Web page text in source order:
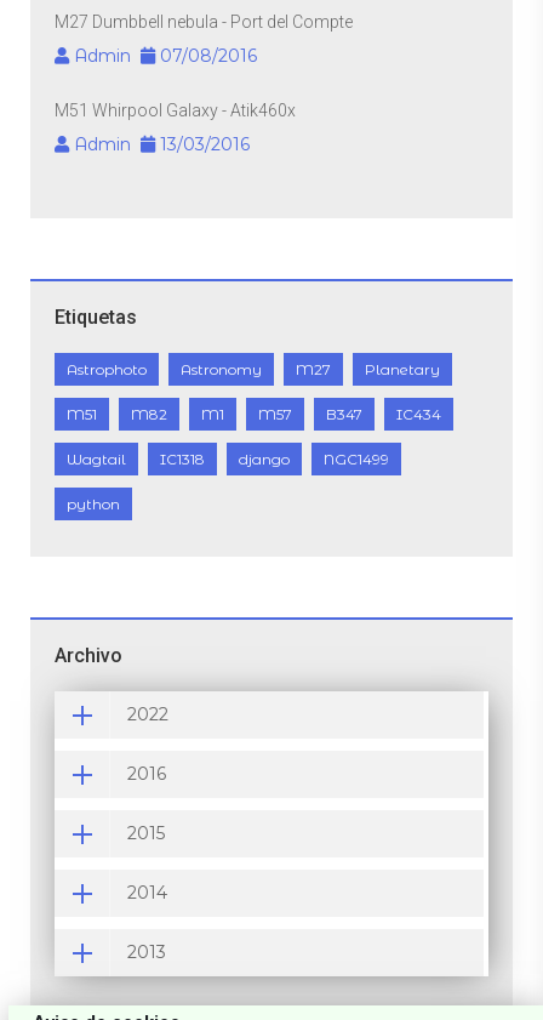
M27 Dumbbell nebula - Port del Compte
Admin 07/08/2016
M51 Whirpool Galaxy - Atik460x
Admin 13/03/2016
Etiquetas
Astrophoto Astronomy M27 Planetary
M51 M82 M1 M57 B347 IC434
Wagtail IC1318 django NGC1499
python
Archivo
2022
2016
2015
2014
2013